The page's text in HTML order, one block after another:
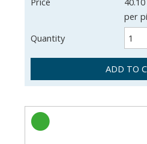
per
Quantity
ADD TO